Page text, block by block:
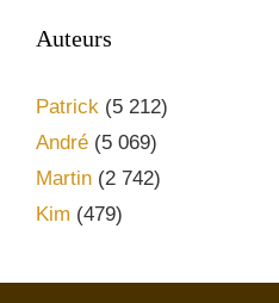
Auteurs
Patrick (5 212)
André (5 069)
Martin (2 742)
Kim (479)